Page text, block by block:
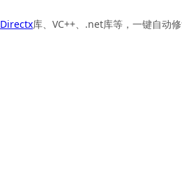
Directx库、VC++、.net库等，一键自动